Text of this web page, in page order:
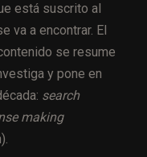
está suscrito al
va a encontrar. El
se resume
y pone en
search
making